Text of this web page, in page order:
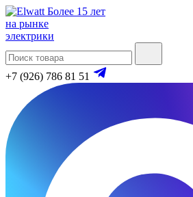
Более 15 лет
на рынке
электрики
+7 (926) 786 81 51